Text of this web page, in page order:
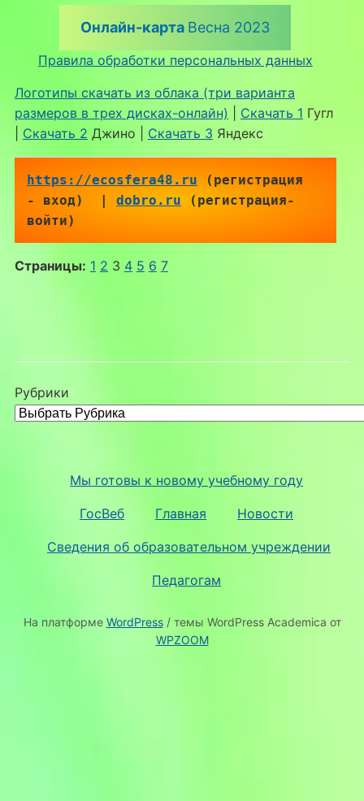
Онлайн-карта Весна 2023
Правила обработки персональных данных
Логотипы скачать из облака (три варианта
размеров в трех дисках-онлайн)
Скачать 1 Гугл
Скачать 2 Джино | Скачать 3 Яндекс
https://ecosfera48.ru (регистрация
- вход)  | dobro.ru (регистрация-
войти)
Страницы: 1 2 3 4 5 6 7
Рубрики
Мы готовы к новому учебному году
ГосВеб Главная Новости
Сведения об образовательном учреждении
Педагогам
На платформе WordPress/ темы WordPress Academica от
WPZOOM